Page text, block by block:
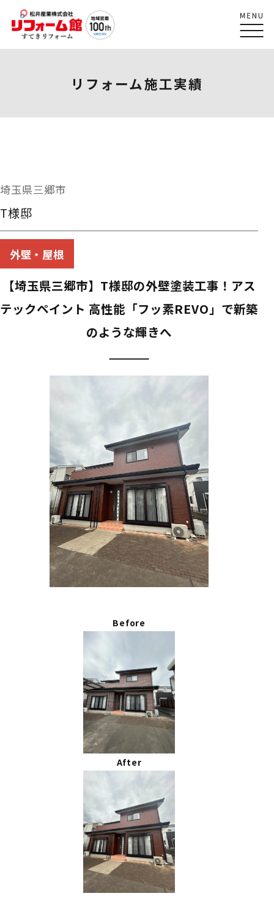
リフォーム施工実績
埼玉県三郷市
T様邸
外壁・屋根
【埼玉県三郷市】T様邸の外壁塗装工事！アス
テックペイント 高性能「フッ素REVO」で新築
のような輝きへ
Before
After